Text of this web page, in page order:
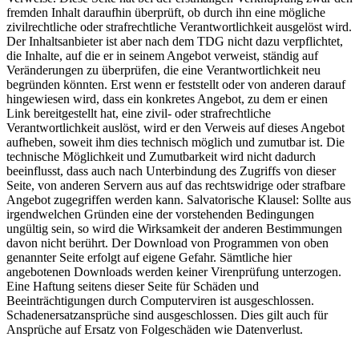
fremden Inhalt daraufhin überprüft, ob durch ihn eine mögliche
zivilrechtliche oder strafrechtliche Verantwortlichkeit ausgelöst wird.
Der Inhaltsanbieter ist aber nach dem TDG nicht dazu verpflichtet,
die Inhalte, auf die er in seinem Angebot verweist, ständig auf
Veränderungen zu überprüfen, die eine Verantwortlichkeit neu
begründen könnten. Erst wenn er feststellt oder von anderen darauf
hingewiesen wird, dass ein konkretes Angebot, zu dem er einen
Link bereitgestellt hat, eine zivil- oder strafrechtliche
Verantwortlichkeit auslöst, wird er den Verweis auf dieses Angebot
aufheben, soweit ihm dies technisch möglich und zumutbar ist. Die
technische Möglichkeit und Zumutbarkeit wird nicht dadurch
beeinflusst, dass auch nach Unterbindung des Zugriffs von dieser
Seite, von anderen Servern aus auf das rechtswidrige oder strafbare
Angebot zugegriffen werden kann. Salvatorische Klausel: Sollte aus
irgendwelchen Gründen eine der vorstehenden Bedingungen
ungültig sein, so wird die Wirksamkeit der anderen Bestimmungen
davon nicht berührt. Der Download von Programmen von oben
genannter Seite erfolgt auf eigene Gefahr. Sämtliche hier
angebotenen Downloads werden keiner Virenprüfung unterzogen.
Eine Haftung seitens dieser Seite für Schäden und
Beeinträchtigungen durch Computerviren ist ausgeschlossen.
Schadenersatzansprüche sind ausgeschlossen. Dies gilt auch für
Ansprüche auf Ersatz von Folgeschäden wie Datenverlust.